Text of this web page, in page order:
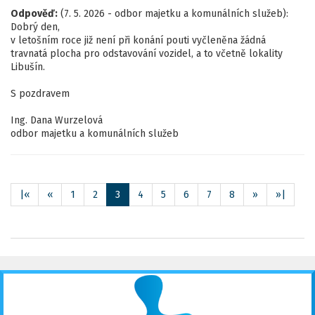
Odpověď: (7. 5. 2026 - odbor majetku a komunálních služeb):
Dobrý den,
v letošním roce již není při konání pouti vyčleněna žádná
travnatá plocha pro odstavování vozidel, a to včetně lokality
Libušín.
S pozdravem
Ing. Dana Wurzelová
odbor majetku a komunálních služeb
|« « 1 2 3 4 5 6 7 8 » »|